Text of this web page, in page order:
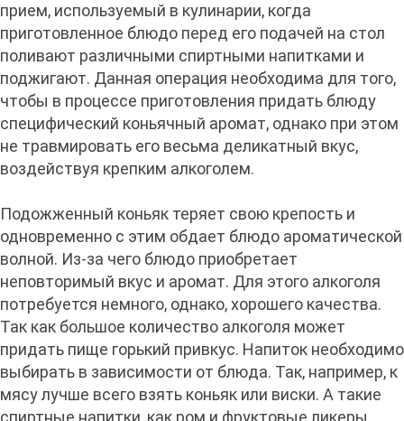
прием, используемый в кулинарии, когда
приготовленное блюдо перед его подачей на стол
поливают различными спиртными напитками и
поджигают. Данная операция необходима для того,
чтобы в процессе приготовления придать блюду
специфический коньячный аромат, однако при этом
не травмировать его весьма деликатный вкус,
воздействуя крепким алкоголем.
Подожженный коньяк теряет свою крепость и
одновременно с этим обдает блюдо ароматической
волной. Из-за чего блюдо приобретает
неповторимый вкус и аромат. Для этого алкоголя
потребуется немного, однако, хорошего качества.
Так как большое количество алкоголя может
придать пище горький привкус. Напиток необходимо
выбирать в зависимости от блюда. Так, например, к
мясу лучше всего взять коньяк или виски. А такие
спиртные напитки, как ром и фруктовые ликеры